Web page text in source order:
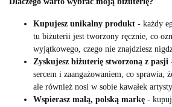
Kupujesz unikalny produkt - każdy
tu biżuterii jest tworzony ręcznie, co
wyjątkowego, czego nie znajdziesz
Zyskujesz biżuterię stworzoną z pasji
sercem i zaangażowaniem, co sprawia,
ale również nosi w sobie kawałek
Wspierasz małą, polską markę -